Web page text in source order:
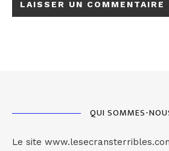
QUI SOMMES-
Le site